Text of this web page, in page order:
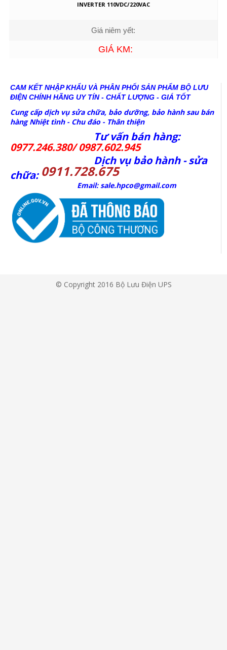
INVERTER 110VDC/220VAC
Giá niêm yết:
GIÁ KM:
CAM KẾT NHẬP KHẨU VÀ PHÂN PHỐI SẢN PHẨM BỘ LƯU
ĐIỆN CHÍNH HÃNG UY TÍN - CHẤT LƯỢNG - GIÁ TỐT
Cung cấp dịch vụ sửa chữa, bảo dưỡng, bảo hành sau bán
hàng Nhiệt tình - Chu đáo - Thân thiện
Tư vấn bán hàng:
0977.246.380/ 0987.602.945
Dịch vụ bảo hành - sửa
chữa: 0911.728.675
Email: sale.hpco@gmail.com
© Copyright 2016 Bộ Lưu Điện UPS